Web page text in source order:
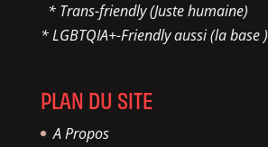
* Trans-friendly (Juste humaine)
* LGBTQIA+-Friendly aussi (la base )
PLAN DU SITE
A Propos